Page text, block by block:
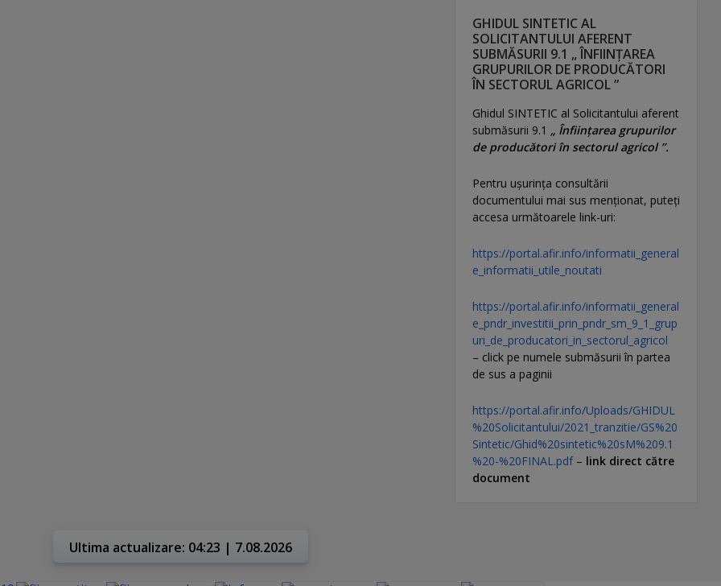
GHIDUL SINTETIC AL
SOLICITANTULUI AFERENT
SUBMĂSURII 9.1 „ ÎNFIINȚAREA
GRUPURILOR DE PRODUCĂTORI
ÎN SECTORUL AGRICOL ”
Ghidul SINTETIC al Solicitantului aferent
submăsurii 9.1 „ Înființarea grupurilor
de producători în sectorul agricol ”.
Pentru uşurinţa consultării
documentului mai sus menţionat, puteţi
accesa următoarele link-uri:
https://portal.afir.info/informatii_general
e_informatii_utile_noutati
https://portal.afir.info/informatii_general
e_pndr_investitii_prin_pndr_sm_9_1_grup
uri_de_producatori_in_sectorul_agricol
– click pe numele submăsurii în partea
de sus a paginii
https://portal.afir.info/Uploads/GHIDUL
%20Solicitantului/2021_tranzitie/GS%20
Sintetic/Ghid%20sintetic%20sM%209.1
%20-%20FINAL.pdf– link direct către
document
Ultima actualizare: 04:23 | 7.08.2026